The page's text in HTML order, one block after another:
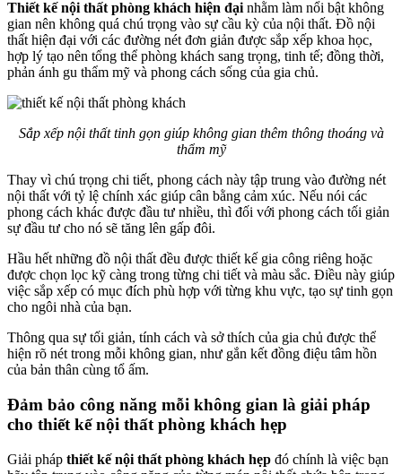
Thiết kế nội thất phòng khách hiện đại nhằm làm nổi bật không
gian nên không quá chú trọng vào sự cầu kỳ của nội thất. Đồ nội
thất hiện đại với các đường nét đơn giản được sắp xếp khoa học,
hợp lý tạo nên tổng thể phòng khách sang trọng, tinh tế; đồng thời,
phản ánh gu thẩm mỹ và phong cách sống của gia chủ.
Sắp xếp nội thất tinh gọn giúp không gian thêm thông thoáng và
thẩm mỹ
Thay vì chú trọng chi tiết, phong cách này tập trung vào đường nét
nội thất với tỷ lệ chính xác giúp cân bằng cảm xúc. Nếu nói các
phong cách khác được đầu tư nhiều, thì đối với phong cách tối giản
sự đầu tư cho nó sẽ tăng lên gấp đôi.
Hầu hết những đồ nội thất đều được thiết kế gia công riêng hoặc
được chọn lọc kỹ càng trong từng chi tiết và màu sắc. Điều này giúp
việc sắp xếp có mục đích phù hợp với từng khu vực, tạo sự tinh gọn
cho ngôi nhà của bạn.
Thông qua sự tối giản, tính cách và sở thích của gia chủ được thể
hiện rõ nét trong mỗi không gian, như gắn kết đồng điệu tâm hồn
của bản thân cùng tổ ấm.
Đảm bảo công năng mỗi không gian là giải pháp
cho thiết kế nội thất phòng khách hẹp
Giải pháp thiết kế nội thất phòng khách hẹp đó chính là việc bạn